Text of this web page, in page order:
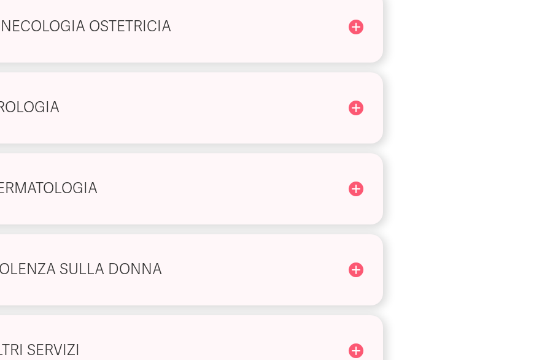
OSTETRICIA
SULLA DONNA
SERVIZI